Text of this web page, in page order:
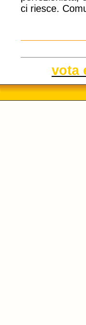
ci riesce.
vota